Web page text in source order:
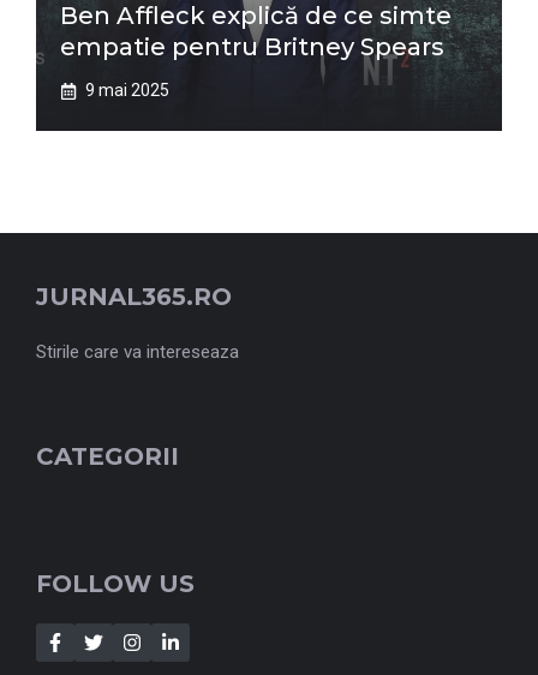
Ben Affleck explică de ce simte
empatie pentru Britney Spears
9 mai 2025
JURNAL365.RO
Stirile care va intereseaza
CATEGORII
FOLLOW US